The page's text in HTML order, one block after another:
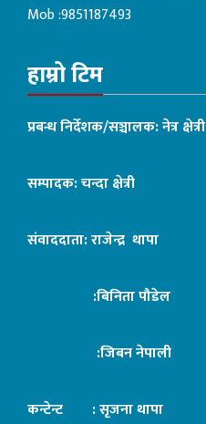
Mob :9851187493
हाम्रो टिम
प्रबन्ध निर्देशक/सञ्चालक: नेत्र क्षेत्री
सम्पादक: चन्दा क्षेत्री
संवाददाता: राजेन्द्र थापा
:बिनिता पौडेल
:जिबन नेपाली
कन्टेन्ट : सृजना थापा